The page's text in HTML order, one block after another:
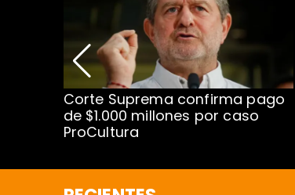
Corte Suprema confirma pago
de $1.000 millones por caso
ProCultura